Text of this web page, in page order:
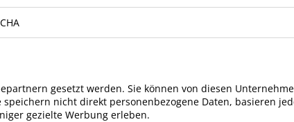
gesetzt werden. Sie können von diesen
nicht direkt personenbezogene Daten, basieren
gezielte Werbung erleben.